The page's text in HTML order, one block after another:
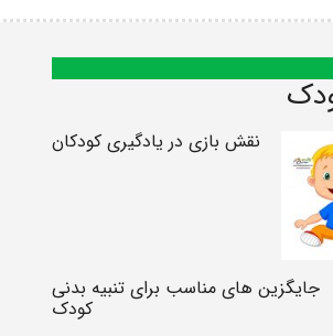
نقش بازی در یادگیری کودکان
جایگزین های مناسب برای تنبیه بدنی
کودک